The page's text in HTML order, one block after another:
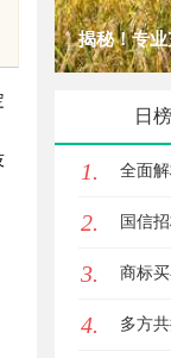
业充电桩项目软件开
些行业秘诀？
日榜
1. 全面
响力
2. 国信
器解析
3. 商标
4. 多方